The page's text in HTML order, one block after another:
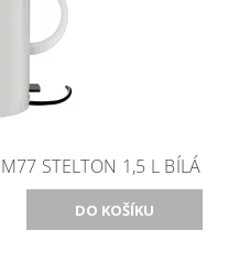
STELTON 1,5 L BÍLÁ